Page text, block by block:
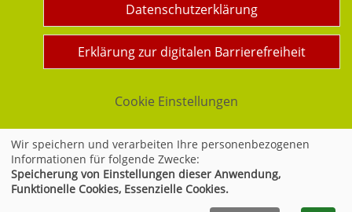
Datenschutzerklärung
Erklärung zur digitalen Barrierefreiheit
Cookie Einstellungen
Widerrufsformular
Wir speichern und verarbeiten Ihre personenbezogenen
Informationen für folgende Zwecke:
Speicherung von Einstellungen dieser Anwendung,
Funktionelle Cookies, Essenzielle Cookies.